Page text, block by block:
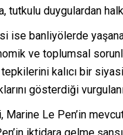
tutkulu duygulardan
ise banliyölerde
ve toplumsal
kalıcı bir
gösterdiği
Marine Le Pen’in